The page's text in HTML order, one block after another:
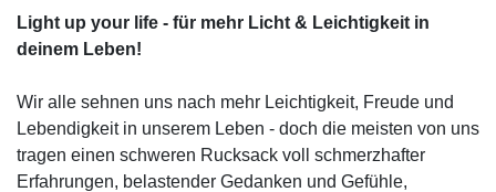
Light up your life - für mehr Licht & Leichtigkeit in
deinem Leben!
Wir alle sehnen uns nach mehr Leichtigkeit, Freude und
Lebendigkeit in unserem Leben - doch die meisten von uns
tragen einen schweren Rucksack voll schmerzhafter
Erfahrungen, belastender Gedanken und Gefühle,